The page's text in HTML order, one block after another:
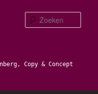
Copy & Concept